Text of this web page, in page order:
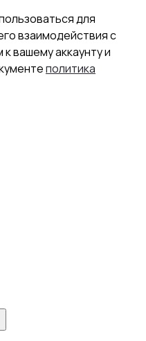
для
взаимодействия с
вашему аккаунту и
политика